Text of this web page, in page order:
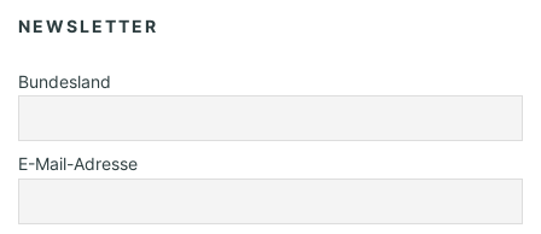
NEWSLETTER
Bundesland
E-Mail-Adresse